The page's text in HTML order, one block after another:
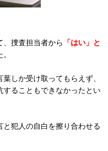
、捜査担当者から
「はい」と
しか受け取ってもらえず、
ることもできなかったとい
犯人の自白を擦り合わせる